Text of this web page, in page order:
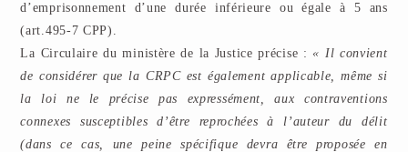
d’emprisonnement d’une durée inférieure ou égale à 5 ans
(art.495-7 CPP).
La Circulaire du ministère de la Justice précise : « Il convient
de considérer que la CRPC est également applicable, même si
la loi ne le précise pas expressément, aux contraventions
connexes susceptibles d’être reprochées à l’auteur du délit
(dans ce cas, une peine spécifique devra être proposée en